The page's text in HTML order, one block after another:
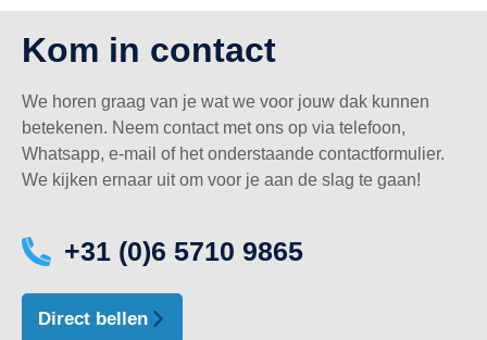
Kom in contact
We horen graag van je wat we voor jouw dak kunnen
betekenen. Neem contact met ons op via telefoon,
Whatsapp, e-mail of het onderstaande contactformulier.
We kijken ernaar uit om voor je aan de slag te gaan!
+31 (0)6 5710 9865
Direct bellen